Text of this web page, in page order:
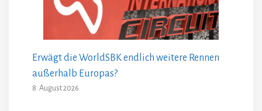
Erwägt die WorldSBK endlich weitere Rennen
außerhalb Europas?
8. August 2026